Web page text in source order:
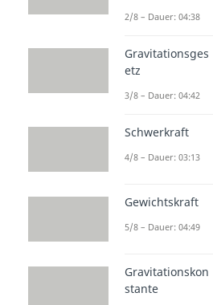
Beispiel
Jetzt
das
vor, du
Decke auf.
ein Gewicht
Masse m an
um eine
gestreckt
die Kraft, die
2/8 – Dauer: 04:38
Gravitationsges
etz
3/8 – Dauer: 04:42
Schwerkraft
4/8 – Dauer: 03:13
Gewichtskraft
5/8 – Dauer: 04:49
Gravitationskon
stante